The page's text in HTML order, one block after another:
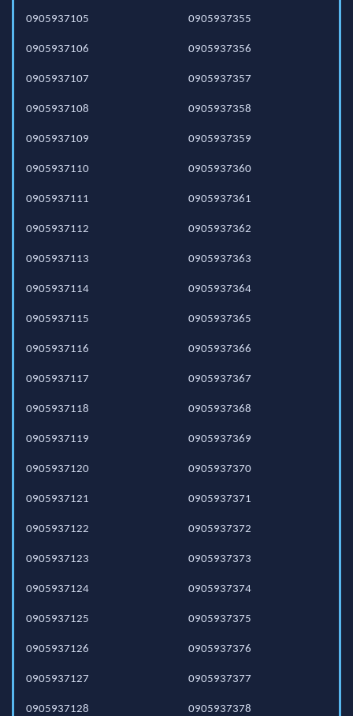
0905937105
0905937106
0905937107
0905937108
0905937109
0905937110
0905937111
0905937112
0905937113
0905937114
0905937115
0905937116
0905937117
0905937118
0905937119
0905937120
0905937121
0905937122
0905937123
0905937124
0905937125
0905937126
0905937127
0905937128
0905937355
0905937356
0905937357
0905937358
0905937359
0905937360
0905937361
0905937362
0905937363
0905937364
0905937365
0905937366
0905937367
0905937368
0905937369
0905937370
0905937371
0905937372
0905937373
0905937374
0905937375
0905937376
0905937377
0905937378